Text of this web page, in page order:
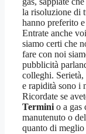
la risoluzione di
hanno preferito
Entrate anche
siamo certi che
fare con noi
pubblicità
colleghi. Serietà,
e rapidità sono i
Ricordate se
Termini o a gas
manutenuto o
quanto di meglio